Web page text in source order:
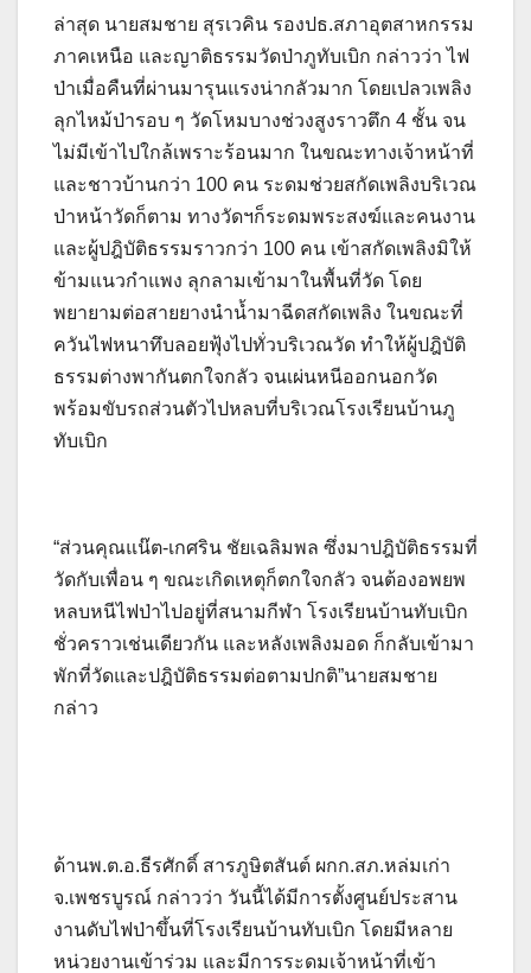
ล่าสุด นายสมชาย สุรเวคิน รองปธ.สภาอุตสาหกรรม
ภาคเหนือ และญาติธรรมวัดป่าภูทับเบิก กล่าวว่า ไฟ
ป่าเมื่อคืนที่ผ่านมารุนแรงน่ากลัวมาก โดยเปลวเพลิง
ลุกไหม้ป่ารอบ ๆ วัดโหมบางช่วงสูงราวตึก 4 ชั้น จน
ไม่มีเข้าไปใกล้เพราะร้อนมาก ในขณะทางเจ้าหน้าที่
และชาวบ้านกว่า 100 คน ระดมช่วยสกัดเพลิงบริเวณ
ป่าหน้าวัดก็ตาม ทางวัดฯก็ระดมพระสงฆ์และคนงาน
และผู้ปฎิบัติธรรมราวกว่า 100 คน เข้าสกัดเพลิงมิให้
ข้ามแนวกำแพง ลุกลามเข้ามาในพื้นที่วัด โดย
พยายามต่อสายยางนำน้ำมาฉีดสกัดเพลิง ในขณะที่
ควันไฟหนาทึบลอยฟุ้งไปทั่วบริเวณวัด ทำให้ผู้ปฎิบัติ
ธรรมต่างพากันตกใจกลัว จนเผ่นหนีออกนอกวัด
พร้อมขับรถส่วนตัวไปหลบที่บริเวณโรงเรียนบ้านภู
ทับเบิก
“ส่วนคุณแน๊ต-เกศริน ชัยเฉลิมพล ซึ่งมาปฎิบัติธรรมที่
วัดกับเพื่อน ๆ ขณะเกิดเหตุก็ตกใจกลัว จนต้องอพยพ
หลบหนีไฟป่าไปอยู่ที่สนามกีฬา โรงเรียนบ้านทับเบิก
ชั่วคราวเช่นเดียวกัน และหลังเพลิงมอด ก็กลับเข้ามา
พักที่วัดและปฎิบัติธรรมต่อตามปกติ”นายสมชาย
กล่าว
ด้านพ.ต.อ.ธีรศักดิ์ สารภูษิตสันต์ ผกก.สภ.หล่มเก่า
จ.เพชรบูรณ์ กล่าวว่า วันนี้ได้มีการตั้งศูนย์ประสาน
งานดับไฟป่าขึ้นที่โรงเรียนบ้านทับเบิก โดยมีหลาย
หน่วยงานเข้าร่วม และมีการระดมเจ้าหน้าที่เข้า